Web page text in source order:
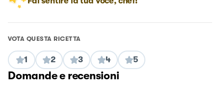
VOTA QUESTA RICETTA
1 2 3 4 5
Domande e recensioni